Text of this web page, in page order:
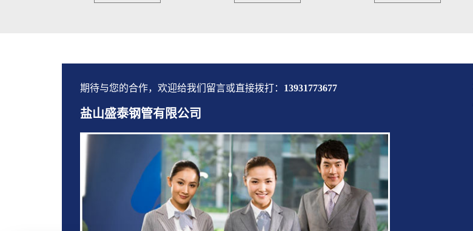
期待与您的合作，欢迎给我们留言或直接拨打： 13931773677
盐山盛泰钢管有限公司